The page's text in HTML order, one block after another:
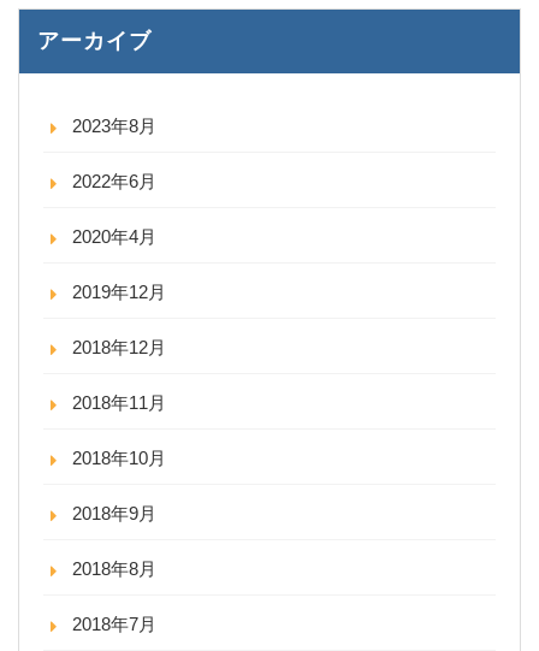
アーカイブ
2023年8月
2022年6月
2020年4月
2019年12月
2018年12月
2018年11月
2018年10月
2018年9月
2018年8月
2018年7月